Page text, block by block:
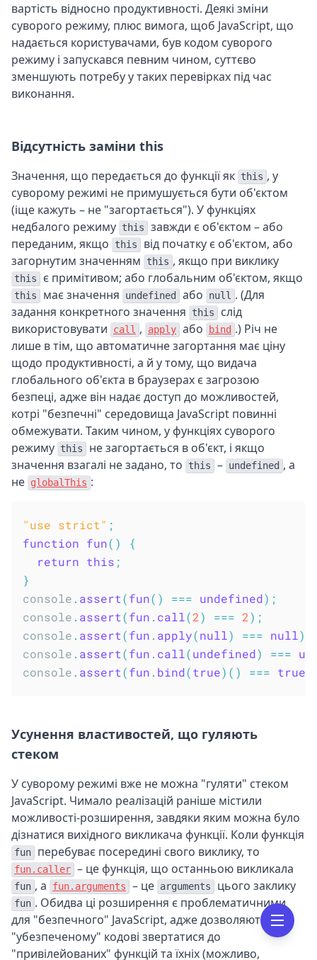
вартість відносно продуктивності. Деякі зміни
суворого режиму, плюс вимога, щоб JavaScript, що
надається користувачами, був кодом суворого
режиму і запускався певним чином, суттєво
зменшують потребу у таких перевірках під час
виконання.
Відсутність заміни this
Значення, що передається до функції як this , у
суворому режимі не примушується бути об'єктом
(іще кажуть – не "загортається"). У функціях
недбалого режиму this
завжди є об'єктом – або
переданим, якщо
this
від початку є об'єктом, або
загорнутим значенням
this , якщо при виклику
this є примітивом; або глобальним об'єктом, якщо
this має значення undefined або null . (Для
задання конкретного значення
this
слід
використовувати
call , apply або bind .) Річ не
лише в тім, що автоматичне загортання має ціну
щодо продуктивності, а й у тому, що видача
глобального об'єкта в браузерах є загрозою
безпеці, адже він надає доступ до можливостей,
котрі "безпечні" середовища JavaScript повинні
обмежувати. Таким чином, у функціях суворого
режиму this
не загортається в об'єкт, і якщо
значення взагалі не задано, то
this – undefined , а
не globalThis :
"use strict" ;
function fun( )
{
return this ;
}
console . assert(fun( ) === undefined) ;
console . assert(fun . call(2) === 2) ;
console . assert(fun . apply(null) === null)
console . assert(fun . call(undefined) ===
console . assert(fun . bind(true) ( ) === true
Усунення властивостей, що гуляють
стеком
У суворому режимі вже не можна "гуляти" стеком
JavaScript. Чимало реалізацій раніше містили
можливості-розширення, завдяки яким можна було
дізнатися вихідного викликача функції. Коли функція
fun перебуває посередині свого виклику, то
fun.caller – це функція, що останньою викликала
fun , а fun.arguments – це arguments цього заклику
fun . Обидва ці розширення є проблематичними
для "безпечного" JavaScript, адже дозволяють
"убезпеченому" кодові звертатися до
"привілейованих" функцій та їхніх (можливо,